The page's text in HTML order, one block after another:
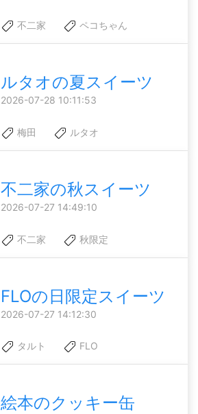
不二家 ペコちゃん
ルタオの夏スイーツ
2026-07-28 10:11:53
梅田 ルタオ
不二家の秋スイーツ
2026-07-27 14:49:10
不二家 秋限定
FLOの日限定スイーツ
2026-07-27 14:12:30
タルト FLO
絵本のクッキー缶